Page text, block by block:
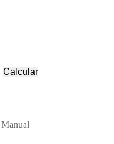
Calcular
Manual